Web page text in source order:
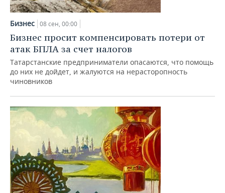
Бизнес 08 сен, 00:00
Бизнес просит компенсировать потери от
атак БПЛА за счет налогов
Татарстанские предприниматели опасаются, что помощь
до них не дойдет, и жалуются на нерасторопность
чиновников